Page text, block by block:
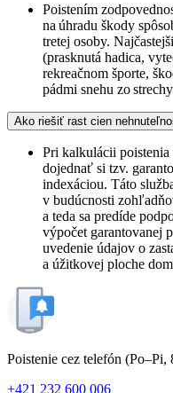
Poistením
na úhradu škody
tretej osoby.
(prasknutá hadica,
rekreačnom športe,
pádmi snehu zo
Ako riešiť rast cien
Pri kalkulácii
dojednať si tzv.
indexáciou. Táto
v budúcnosti
a teda sa predíde
výpočet garantovanej
uvedenie údajov o
a úžitkovej ploche
Poistenie cez telefón (Po–Pi,
+421 232 600 006